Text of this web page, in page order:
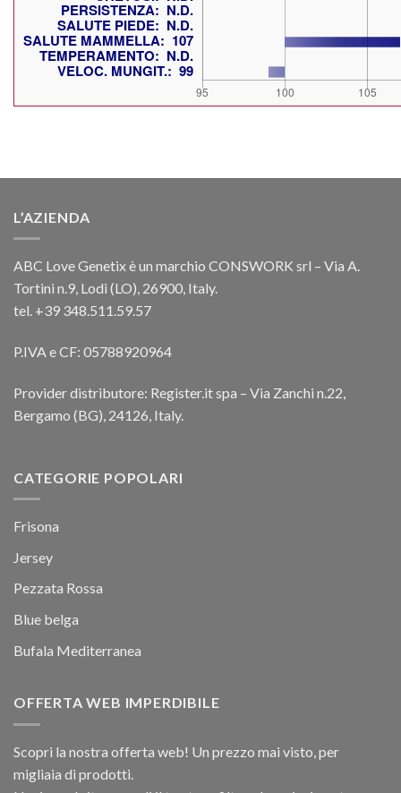
L’AZIENDA
ABC Love Genetix è un marchio CONSWORK srl – Via A.
Tortini n.9, Lodi (LO), 26900, Italy.
tel. +39 348.511.59.57
P.IVA e CF: 05788920964
Provider distributore: Register.it spa – Via Zanchi n.22,
Bergamo (BG), 24126, Italy.
CATEGORIE POPOLARI
Frisona
Jersey
Pezzata Rossa
Blue belga
Bufala Mediterranea
OFFERTA WEB IMPERDIBILE
Scopri la nostra offerta web! Un prezzo mai visto, per
migliaia di prodotti.